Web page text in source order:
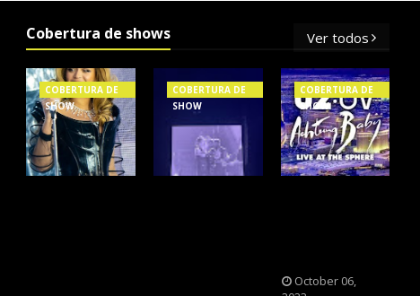
Cobertura de shows Ver todos
COBERTURA DE
SHOW
COBERTURA DE
SHOW
COBERTURA DE
SHOW
October 06,